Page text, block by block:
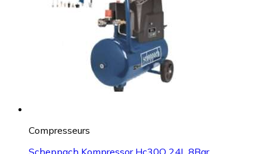
Compresseurs
Scheppach Kompressor Hc30O 24L 8Bar